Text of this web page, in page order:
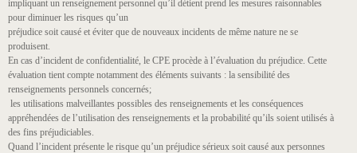
impliquant un renseignement personnel qu’il détient prend les mesures raisonnables
pour diminuer les risques qu’un
préjudice soit causé et éviter que de nouveaux incidents de même nature ne se
produisent.
En cas d’incident de confidentialité, le CPE procède à l’évaluation du préjudice. Cette
évaluation tient compte notamment des éléments suivants : la sensibilité des
renseignements personnels concernés;
les utilisations malveillantes possibles des renseignements et les conséquences
appréhendées de l’utilisation des renseignements et la probabilité qu’ils soient utilisés à
des fins préjudiciables.
Quand l’incident présente le risque qu’un préjudice sérieux soit causé aux personnes